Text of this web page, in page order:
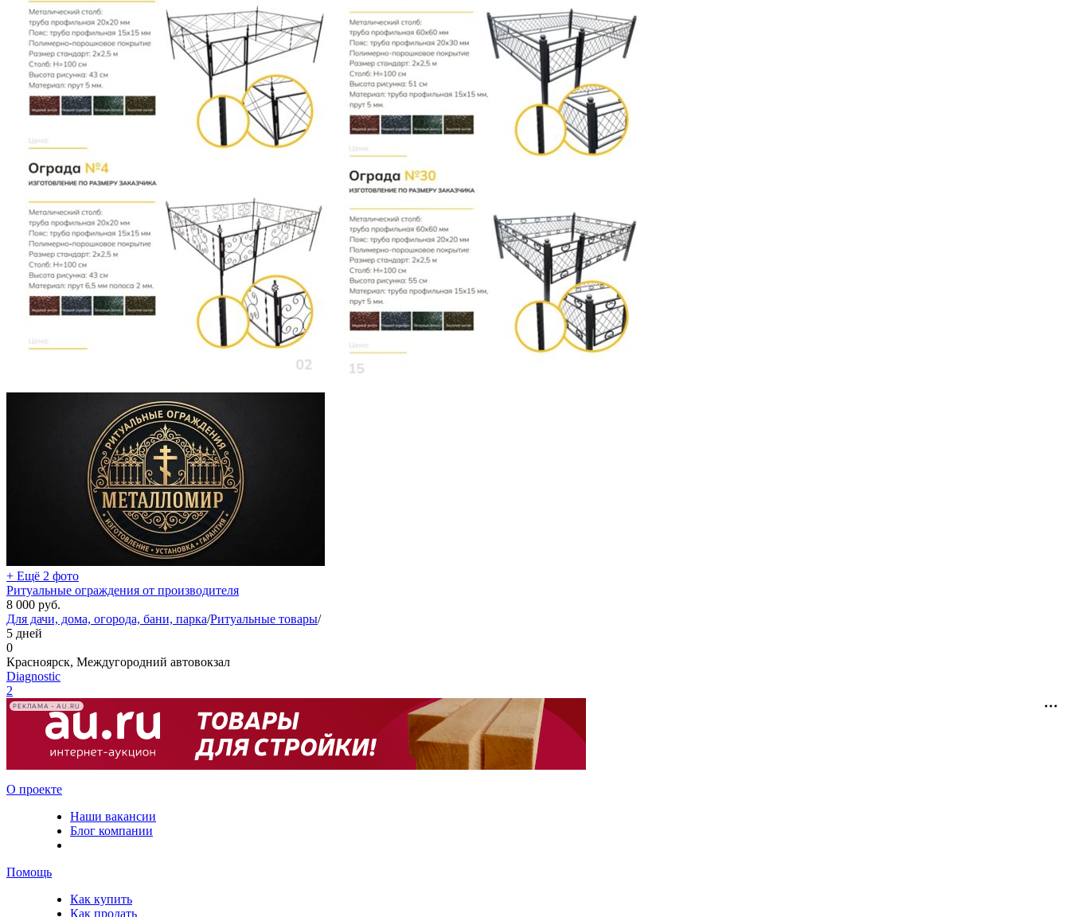
+ Ещё 2 фото
Ритуальные ограждения от производителя
8 000 руб.
Для дачи, дома, огорода, бани, парка/Ритуальные товары/
5 дней
0
Красноярск, Междугородний автовокзал
Diagnostic
2
РЕКЛАМА • AU.RU
О проекте
Наши вакансии
Блог компании
Помощь
Как купить
Как продать